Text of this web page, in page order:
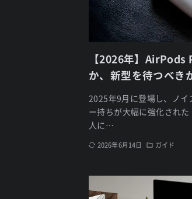
【2026年】AirPods
か、新型を待つべき
2025年9月に登場し、ノイ
ー持ちが大幅に強化され
人に…
2026年6月14日 ガイド